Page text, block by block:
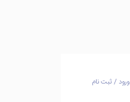
ورود / ثبت نام